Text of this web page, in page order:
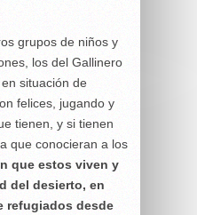
grupos de niños y
los del Gallinero
situación de
felices, jugando y
tienen, y si tienen
que conocieran a los
que estos viven y
del desierto, en
refugiados desde